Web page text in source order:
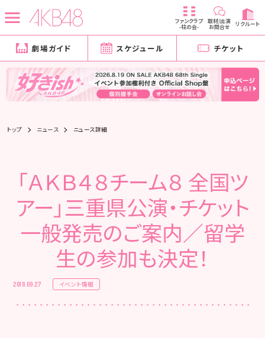
ファンクラブ
-柱の会-
取材/出演
お問合せ リクルート
劇場ガイド スケジュール チケット
トップ ニュース ニュース詳細
「ＡＫＢ４８チーム８ 全国ツ
アー」三重県公演・チケット
一般発売のご案内／留学
生の参加も決定！
2018.09.27 イベント情報